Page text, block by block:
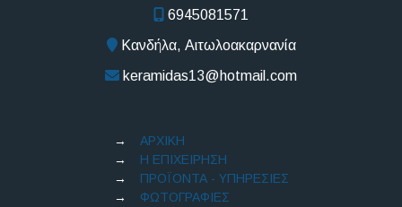
ΑΡΧΙΚΗ
Η ΕΠΙΧΕΙΡΗΣΗ
ΠΡΟΪΟΝΤΑ - ΥΠΗΡΕΣΙΕΣ
ΦΩΤΟΓΡΑΦΙΕΣ
6945081571
Κανδήλα, Αιτωλοακαρνανία
keramidas13@hotmail.com